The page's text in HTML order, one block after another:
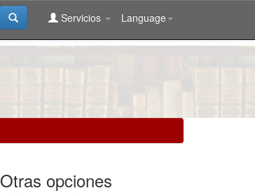
Language
Servicios
Otras opciones